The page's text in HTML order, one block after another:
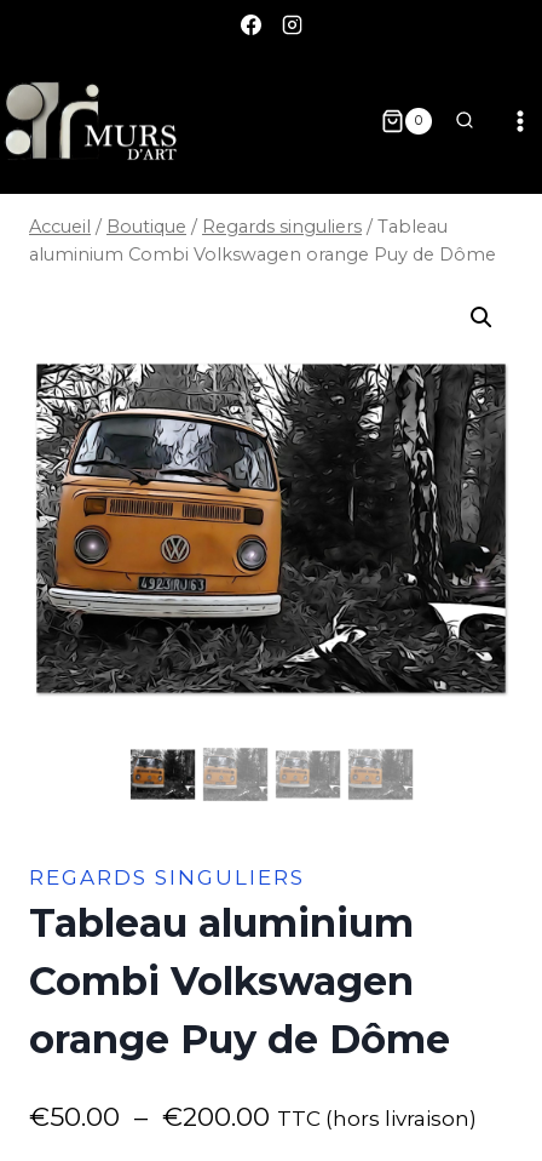
0
Accueil / Boutique / Regards singuliers / Tableau
aluminium Combi Volkswagen orange Puy de Dôme
REGARDS SINGULIERS
Tableau aluminium
Combi Volkswagen
orange Puy de Dôme
€50.00 – €200.00 TTC (hors livraison)